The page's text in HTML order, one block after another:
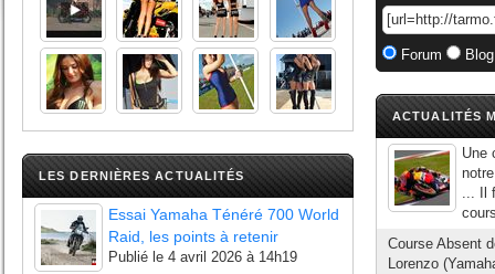
LES DERNIÈRES ACTUALITÉS
Essai Yamaha Ténéré 700 World
Raid, les points à retenir
Publié le 4 avril 2026 à 14h19
Forum
ACTUALITÉS
Une
... Il
Course Absent
Lorenzo